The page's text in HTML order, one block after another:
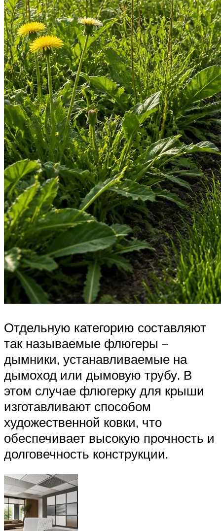
Отдельную категорию составляют
так называемые флюгеры –
дымники, устанавливаемые на
дымоход или дымовую трубу. В
этом случае флюгерку для крыши
изготавливают способом
художественной ковки, что
обеспечивает высокую прочность и
долговечность конструкции.